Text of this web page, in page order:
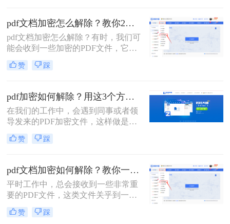
还包括到我们每天传输文件之中，而
最为普遍的是为PDF文件添加密码。
问题在于我们已获得PDF文件去编辑
使用，但是也要每开启一次都要输入
一次密码，比较繁琐，所以干脆可以
解除密码，今天教给你一个在线解除
起来看看。
pdf文档加密怎么解除？教你2个pdf解密方法！
pdf文档加密怎么解除​？有时，我们可
能会收到一些加密的PDF文件，它们
不允许我们对其进行编辑或打印。这
时，我们需要使用PDF解密工具，以
行编辑。那么接下来就给大家介绍一
下pdf加密解除的方法。
赞 踩
pdf加密如何解除？用这3个方法立即解密！
在我们的工作中，会遇到同事或者领
导发来的PDF加密文件，这样做是为
了保证文件的机密性；而我们每次打
开PDF文件都需要输入密码才能进行
时，就会很麻烦。这时我们就需要对
其进行解密，以方便后续的操作，那
有什么办法能进行PDF解密呢？当然
有，今天小编就为大家推荐2个方
法，大家一起看看pdf加密如何解除
吧！
赞 踩
pdf文档加密如何解除？教你一招解除PDF权限密码！
平时工作中，总会接收到一些非常重
要的PDF文件，这类文件关乎到一些
机密信息，所以我们需要对这类文件
进行加密处理；那么pdf文档加密如何
赞 踩